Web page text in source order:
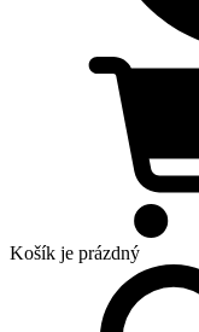
Košík je prázdný